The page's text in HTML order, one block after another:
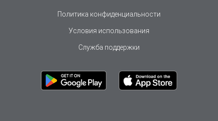
Политика конфиденциальности
Условия использования
Служба поддержки